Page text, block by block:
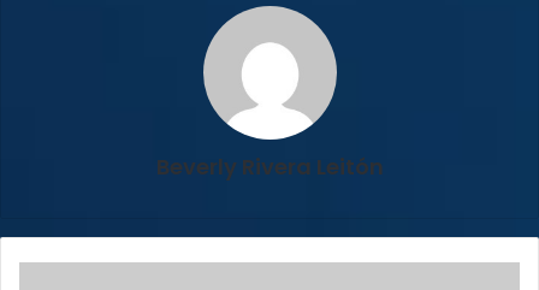
Beverly Rivera Leitón